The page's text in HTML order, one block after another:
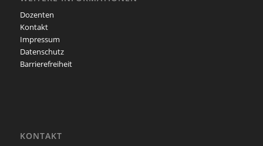
Dozenten
Kontakt
Impressum
Datenschutz
Barrierefreiheit
KONTAKT